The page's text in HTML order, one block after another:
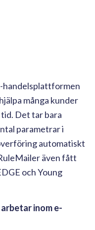
handelsplattformen
många kunder
Det tar bara
parametrar i
automatiskt
även fått
och Young
inom e-